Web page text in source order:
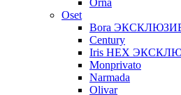
Orna
Oset
Bora ЭКСКЛЮЗИВ
Century
Iris HEX
Monprivato
Narmada
Olivar